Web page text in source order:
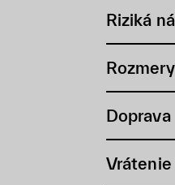
Riziká
Rozmery
Doprava